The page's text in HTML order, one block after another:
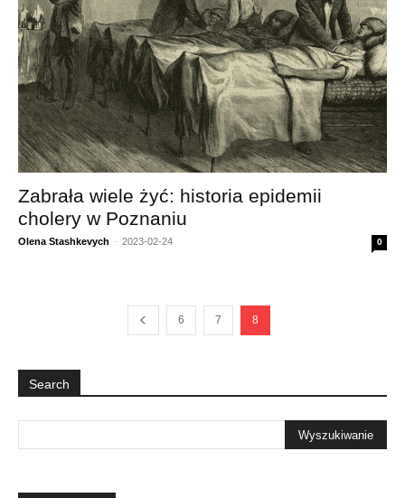
Zabrała wiele żyć: historia epidemii
cholery w Poznaniu
Olena Stashkevych - 2023-02-24 0
6 7 8
Search